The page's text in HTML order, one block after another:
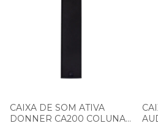
CAIXA DE SOM ATIVA
DONNER CA200 COLUNA